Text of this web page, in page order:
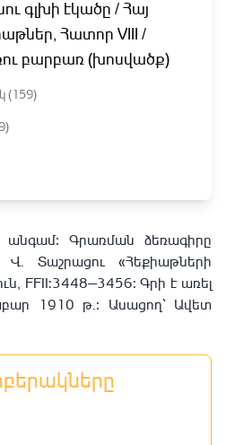
գլխի էկածը / Հայ
Հատոր VIII /
բարբառ (խոսվածք)
(159)
Գրառման ձեռագիրը
Տաշրացու «Հեքիաթների
FFII:3448—3456։ Գրի է առել
1910 թ.։ Ասացող՝ Ավետ